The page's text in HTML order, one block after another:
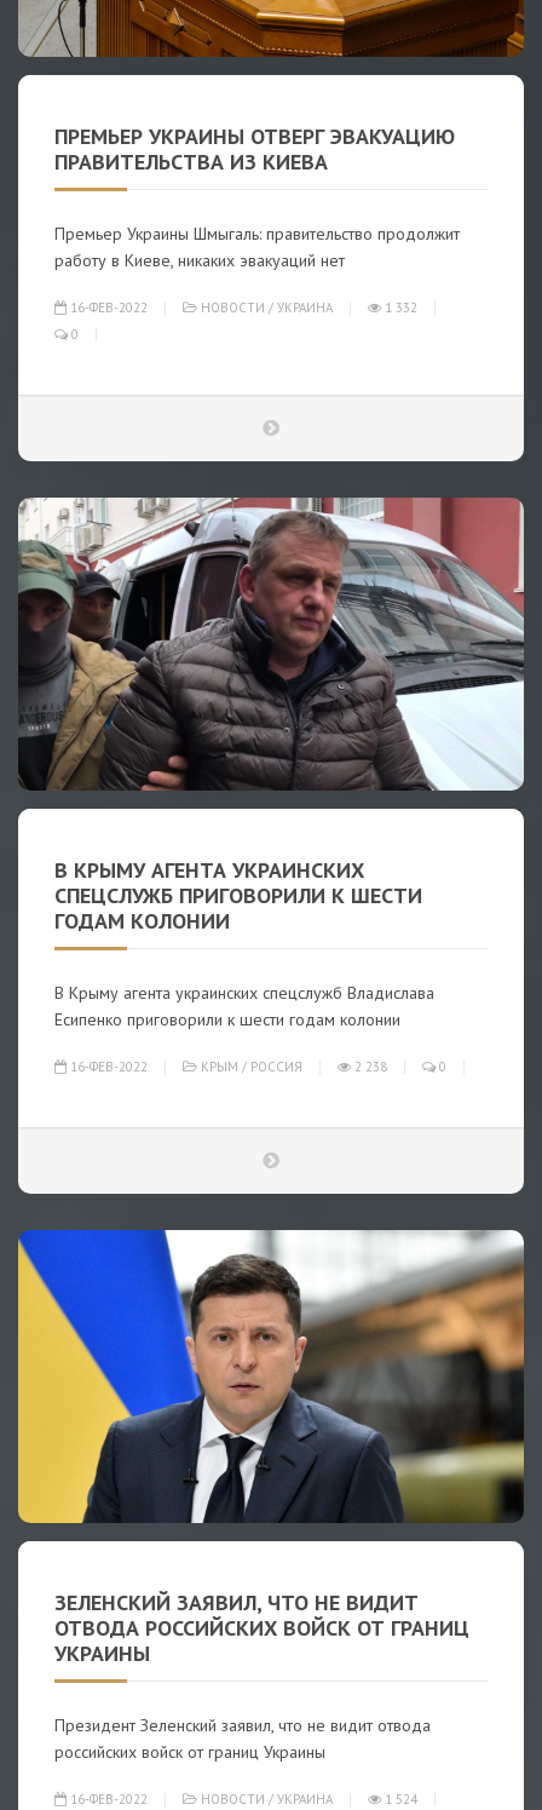
ПРЕМЬЕР УКРАИНЫ ОТВЕРГ ЭВАКУАЦИЮ
ПРАВИТЕЛЬСТВА ИЗ КИЕВА
Премьер Украины Шмыгаль: правительство продолжит
работу в Киеве, никаких эвакуаций нет
16-ФЕВ-2022 НОВОСТИ / УКРАИНА
1 332
0
В КРЫМУ АГЕНТА УКРАИНСКИХ
СПЕЦСЛУЖБ ПРИГОВОРИЛИ К ШЕСТИ
ГОДАМ КОЛОНИИ
В Крыму агента украинских спецслужб Владислава
Есипенко приговорили к шести годам колонии
16-ФЕВ-2022 КРЫМ / РОССИЯ 2 238 0
ЗЕЛЕНСКИЙ ЗАЯВИЛ, ЧТО НЕ ВИДИТ
ОТВОДА РОССИЙСКИХ ВОЙСК ОТ ГРАНИЦ
УКРАИНЫ
Президент Зеленский заявил, что не видит отвода
российских войск от границ Украины
16-ФЕВ-2022 НОВОСТИ / УКРАИНА 1 524